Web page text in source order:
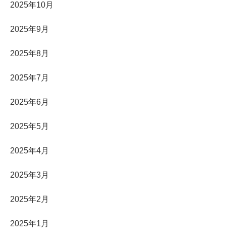
2025年10月
2025年9月
2025年8月
2025年7月
2025年6月
2025年5月
2025年4月
2025年3月
2025年2月
2025年1月